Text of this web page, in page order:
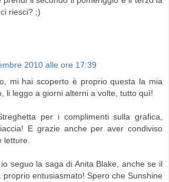
riesci? ;)
2010 alle ore 17:39
mi hai scoperto è proprio questa la mia
li leggo a giorni alterni a volte, tutto quì!
per i complimenti sulla grafica,
E grazie anche per aver condiviso
letture.
seguo la saga di Anita Blake, anche se il
proprio entusiasmato! Spero che Sunshine